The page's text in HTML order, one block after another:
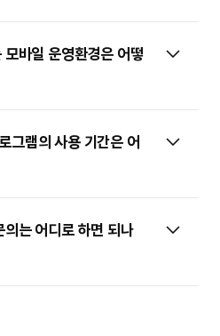
바일 운영환경은 어떻
그램의 사용 기간은 어
는 어디로 하면 되나